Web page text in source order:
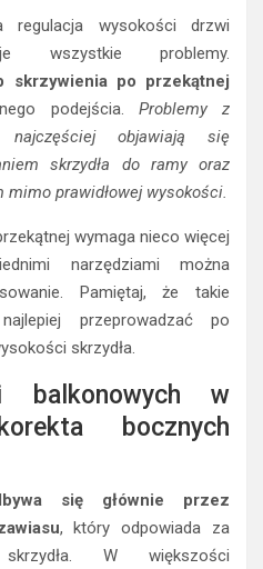
regulacja wysokości drzwi
wszystkie problemy.
skrzywienia po przekątnej
podejścia. Problemy z
najczęściej objawiają się
skrzydła do ramy oraz
prawidłowej wysokości.
wymaga nieco więcej
narzędziami można
Pamiętaj, że takie
przeprowadzać po
skrzydła.
balkonowych w
bocznych
się głównie przez
, który odpowiada za
W większości